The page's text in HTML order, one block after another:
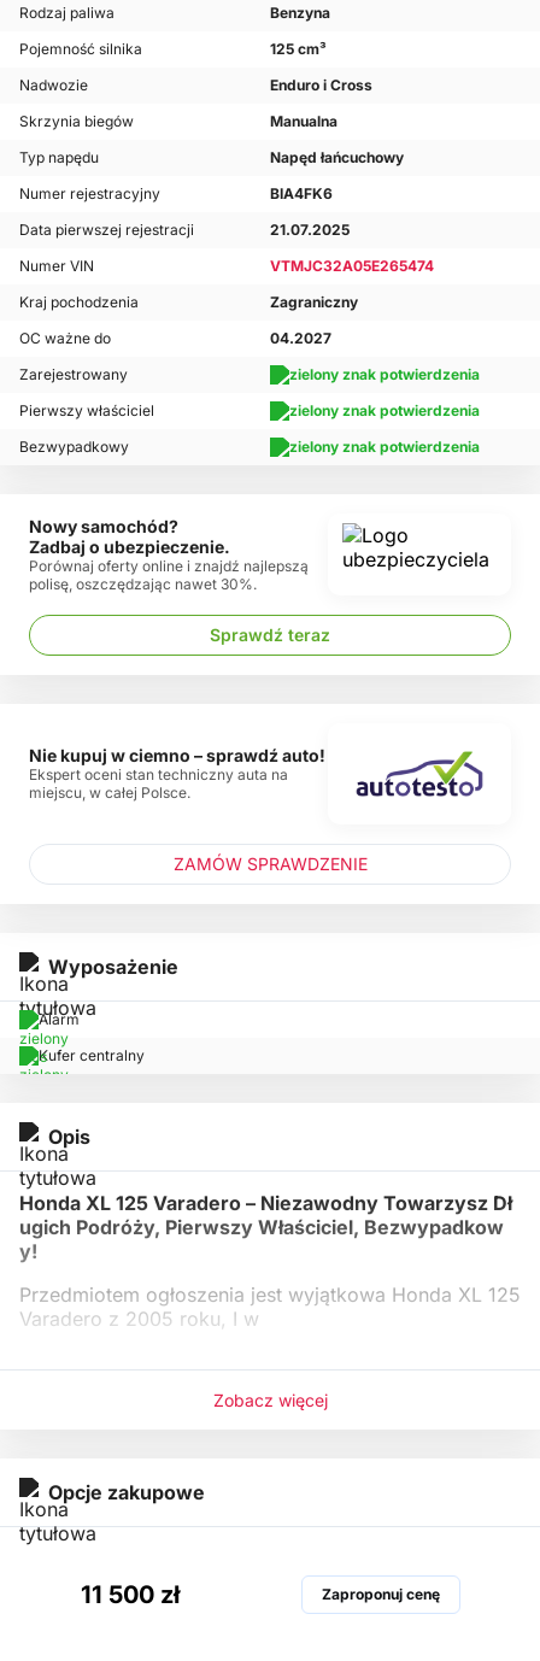
Rodzaj paliwa
Benzyna
Pojemność silnika
125 cm³
Nadwozie
Enduro i Cross
Skrzynia biegów
Manualna
Typ napędu
Napęd łańcuchowy
Numer rejestracyjny
BIA4FK6
Data pierwszej rejestracji
21.07.2025
Numer VIN
VTMJC32A05E265474
Kraj pochodzenia
Zagraniczny
OC ważne do
04.2027
Zarejestrowany
Pierwszy właściciel
Bezwypadkowy
Wyposażenie
Alarm
Kufer centralny
Opis
Honda XL 125 Varadero – Niezawodny Towarzysz Dł
ugich Podróży, Pierwszy Właściciel, Bezwypadkow
y!
Przedmiotem ogłoszenia jest wyjątkowa Honda XL 125
Varadero z 2005 roku, I w
Zobacz więcej
Opcje zakupowe
11 500 zł Zaproponuj cenę
Nowy samochód?
Zadbaj o ubezpieczenie.
Porównaj oferty online i znajdź najlepszą
polisę, oszczędzając nawet 30%.
Sprawdź teraz
Nie kupuj w ciemno – sprawdź auto!
Ekspert oceni stan techniczny auta na
miejscu, w całej Polsce.
ZAMÓW SPRAWDZENIE